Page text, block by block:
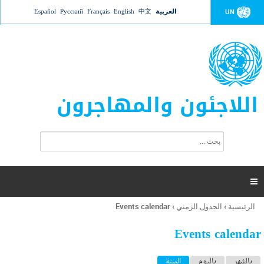
Jump to navigation UN العربية 中文
English
Français
Русский
Español
اللاجئون والمهاجرون
ت
ر
ل
ح
ب

أنت
هنا
الرئيسية › الجدول الزمني ›
Events calendar
Events calendar